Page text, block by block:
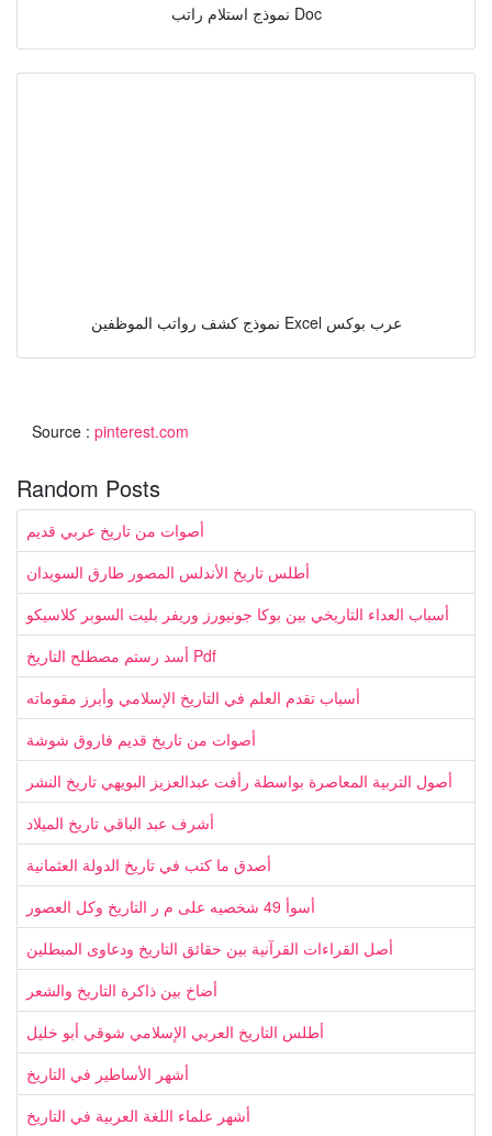
نموذج استلام راتب Doc
نموذج كشف رواتب الموظفين Excel عرب بوكس
Source : pinterest.com
Random Posts
أصوات من تاريخ عربي قديم
أطلس تاريخ الأندلس المصور طارق السويدان
أسباب العداء التاريخي بين بوكا جونيورز وريفر بليت السوبر كلاسيكو
أسد رستم مصطلح التاريخ Pdf
أسباب تقدم العلم في التاريخ الإسلامي وأبرز مقوماته
أصوات من تاريخ قديم فاروق شوشة
أصول التربية المعاصرة بواسطة رأفت عبدالعزيز البويهي تاريخ النشر
أشرف عبد الباقي تاريخ الميلاد
أصدق ما كتب في تاريخ الدولة العثمانية
أسوأ 49 شخصيه على م ر التاريخ وكل العصور
أصل القراءات القرآنية بين حقائق التاريخ ودعاوى المبطلين
أضاخ بين ذاكرة التاريخ والشعر
أطلس التاريخ العربي الإسلامي شوقي أبو خليل
أشهر الأساطير في التاريخ
أشهر علماء اللغة العربية في التاريخ